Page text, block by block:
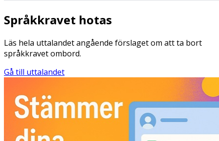
Språkkravet hotas
Läs hela uttalandet angående förslaget om att ta bort
språkkravet ombord.
Gå till uttalandet